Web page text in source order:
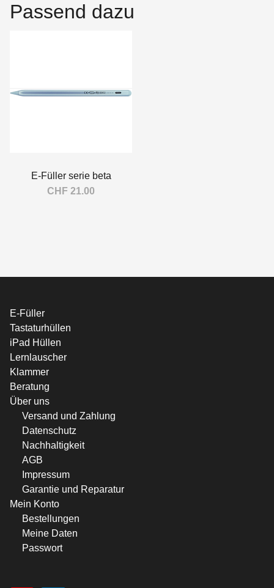
Passend dazu
E-Füller serie beta
CHF 21.00
E-Füller
Tastaturhüllen
iPad Hüllen
Lernlauscher
Klammer
Beratung
Über uns
Versand und Zahlung
Datenschutz
Nachhaltigkeit
AGB
Impressum
Garantie und Reparatur
Mein Konto
Bestellungen
Meine Daten
Passwort